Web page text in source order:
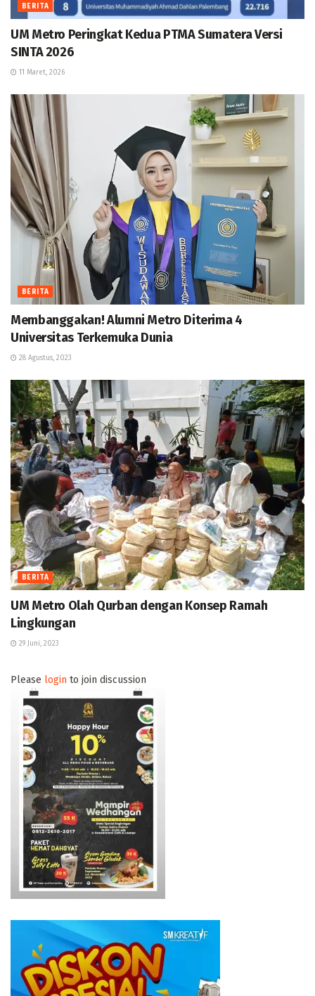
BERITA
UM Metro Peringkat Kedua PTMA Sumatera Versi
SINTA 2026
11 Maret, 2026
BERITA
Membanggakan! Alumni Metro Diterima 4
Universitas Terkemuka Dunia
28 Agustus, 2023
BERITA
UM Metro Olah Qurban dengan Konsep Ramah
Lingkungan
29 Juni, 2023
Please login to join discussion